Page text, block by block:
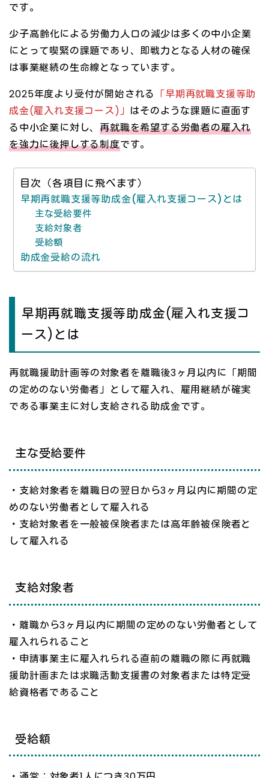
です。
少子高齢化による労働力人口の減少は多くの中小企業
にとって喫緊の課題であり、即戦力となる人材の確保
は事業継続の生命線となっています。
2025年度より受付が開始される 「早期再就職支援等助
成金(雇入れ支援コース)」 はそのような課題に直面す
る中小企業に対し、再就職を希望する労働者の雇入れ
を強力に後押しする制度です。
目次（各項目に飛べます）
早期再就職支援等助成金(雇入れ支援コース)とは
主な受給要件
支給対象者
受給額
助成金受給の流れ
早期再就職支援等助成金(雇入れ支援コ
ース)とは
再就職援助計画等の対象者を離職後3ヶ月以内に「期間
の定めのない労働者」として雇入れ、雇用継続が確実
である事業主に対し支給される助成金です。
主な受給要件
・支給対象者を離職日の翌日から3ヶ月以内に期間の定
めのない労働者として雇入れる
・支給対象者を一般被保険者または高年齢被保険者と
して雇入れる
支給対象者
・離職から3ヶ月以内に期間の定めのない労働者として
雇入れられること
・申請事業主に雇入れられる直前の離職の際に再就職
援助計画または求職活動支援書の対象者または特定受
給資格者であること
受給額